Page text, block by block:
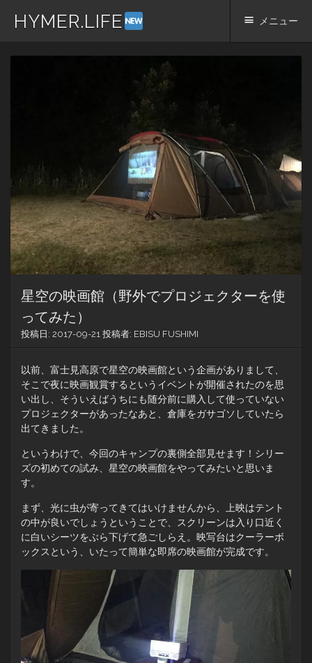
HYMER.LIFE メニュー
星空の映画館（野外でプロジェクターを使
ってみた）
投稿日: 2017-09-21 投稿者: EBISU FUSHIMI
以前、富士見高原で星空の映画館という企画がありまして、
そこで夜に映画観賞するというイベントが開催されたのを思
い出し、そういえばうちにも随分前に購入して使っていない
プロジェクターがあったなあと、倉庫をガサゴソしていたら
出てきました。
というわけで、今回のキャンプの裏側全部見せます！シリー
ズの初めての試み、星空の映画館をやってみたいと思いま
す。
まず、光に虫が寄ってきてはいけませんから、上映はテント
の中が良いでしょうということで、スクリーンは入り口近く
に白いシーツをぶら下げて急ごしらえ。映写台はクーラーボ
ックスという、いたって簡単な即席の映画館が完成です。